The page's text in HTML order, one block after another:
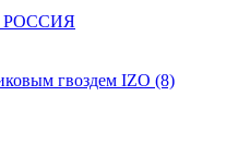
РОССИЯ
гвоздем IZO (8)